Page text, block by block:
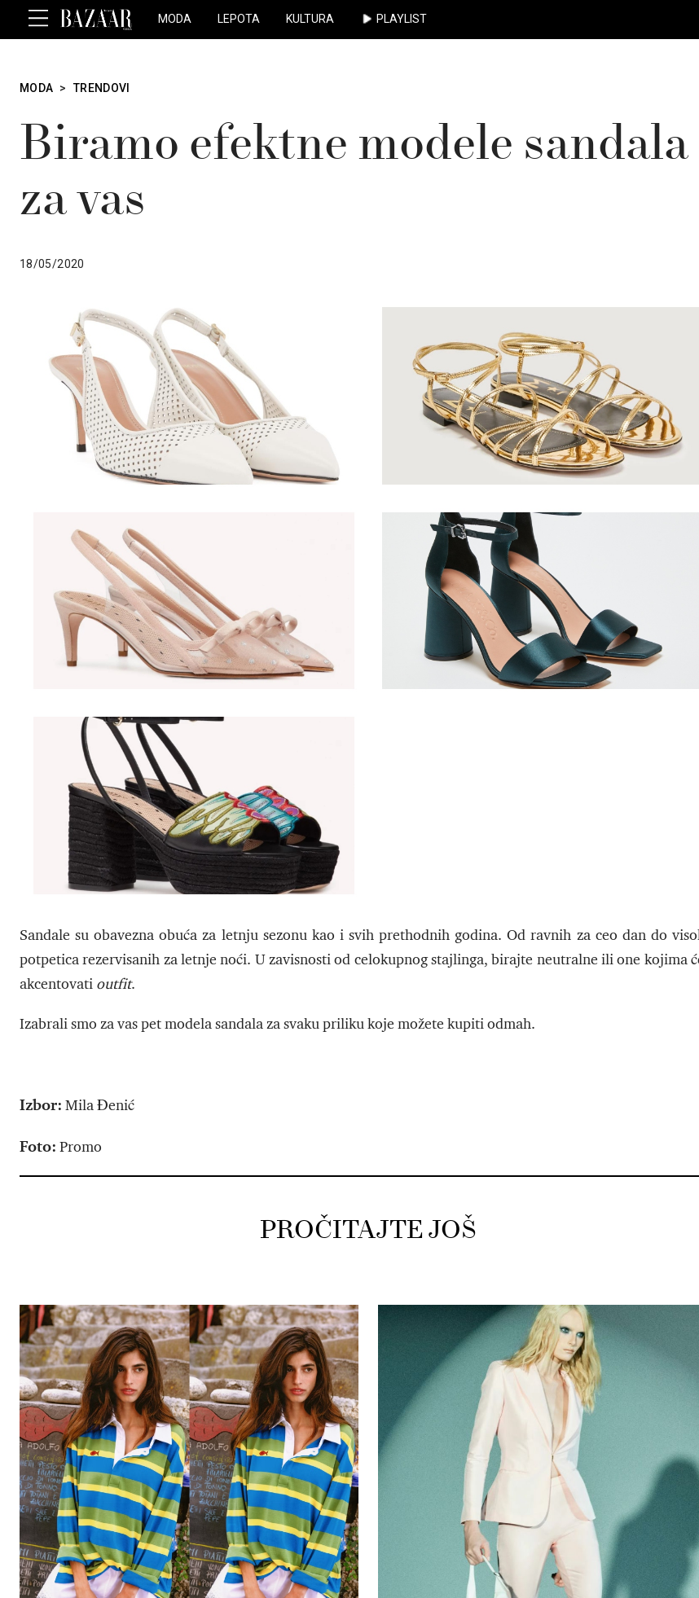
MODA LEPOTA KULTURA PLAYLIST
MODA > TRENDOVI
Biramo efektne modele sandala
za vas
18/05/2020
Sandale su obavezna obuća za letnju sezonu kao i svih prethodnih godina. Od ravnih za ceo dan do
potpetica rezervisanih za letnje noći. U zavisnosti od celokupnog stajlinga, birajte neutralne ili one kojima
akcentovati outfit.
Izabrali smo za vas pet modela sandala za svaku priliku koje možete kupiti odmah.
Izbor: Mila Đenić
Foto: Promo
PROČITAJTE JOŠ